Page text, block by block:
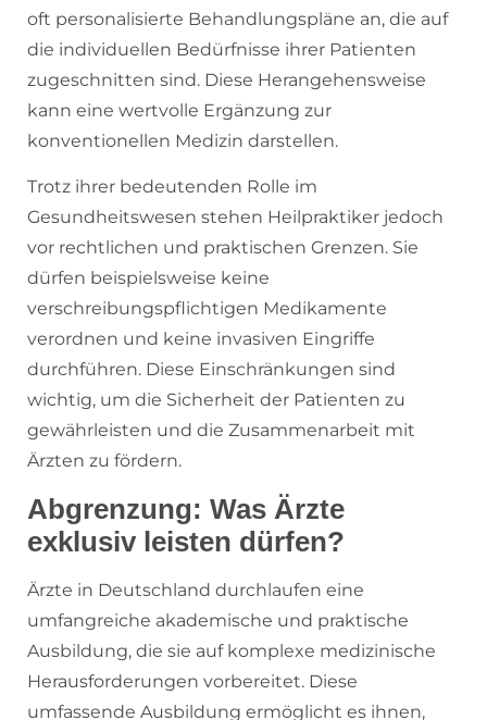
oft personalisierte Behandlungspläne an, die auf
die individuellen Bedürfnisse ihrer Patienten
zugeschnitten sind. Diese Herangehensweise
kann eine wertvolle Ergänzung zur
konventionellen Medizin darstellen.
Trotz ihrer bedeutenden Rolle im
Gesundheitswesen stehen Heilpraktiker jedoch
vor rechtlichen und praktischen Grenzen. Sie
dürfen beispielsweise keine
verschreibungspflichtigen Medikamente
verordnen und keine invasiven Eingriffe
durchführen. Diese Einschränkungen sind
wichtig, um die Sicherheit der Patienten zu
gewährleisten und die Zusammenarbeit mit
Ärzten zu fördern.
Abgrenzung: Was Ärzte
exklusiv leisten dürfen?
Ärzte in Deutschland durchlaufen eine
umfangreiche akademische und praktische
Ausbildung, die sie auf komplexe medizinische
Herausforderungen vorbereitet. Diese
umfassende Ausbildung ermöglicht es ihnen,